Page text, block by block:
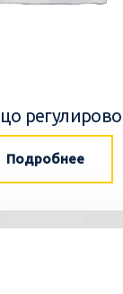
Подробнее